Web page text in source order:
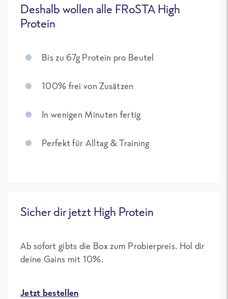
Deshalb wollen alle FRoSTA High
Protein
Bis zu 67g Protein pro Beutel
100% frei von Zusätzen
In wenigen Minuten fertig
Perfekt für Alltag & Training
Sicher dir jetzt High Protein
Ab sofort gibts die Box zum Probierpreis. Hol dir
deine Gains mit 10%.
Jetzt bestellen